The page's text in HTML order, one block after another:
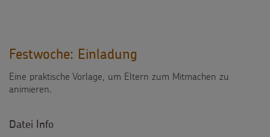
Festwoche: Einladung
Eine praktische Vorlage, um Eltern zum Mitmachen zu
animieren.
Datei Info